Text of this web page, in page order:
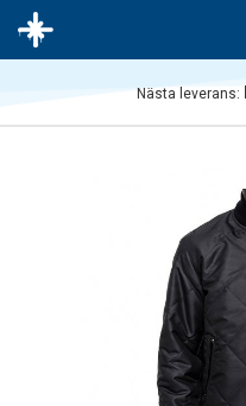
Nästa leverans: